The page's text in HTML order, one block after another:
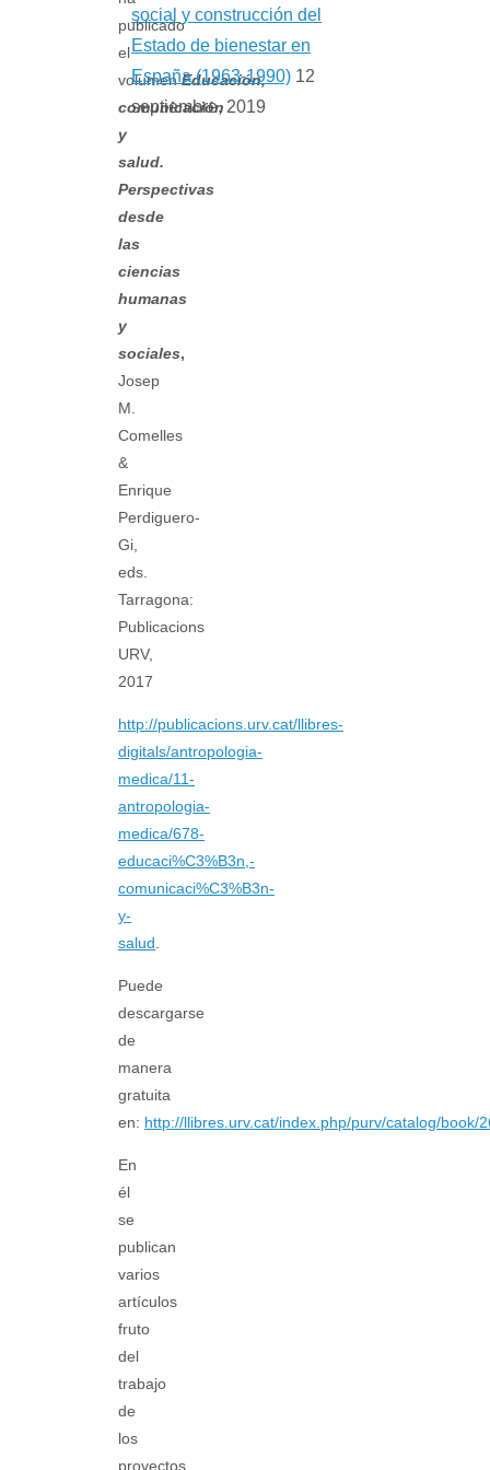
publicado
el
volumenEducación,
comunicación
y
salud.
Perspectivas
desde
las
ciencias
humanas
y
sociales,
Josep
M.
Comelles
&
Enrique
Perdiguero-
Gi,
eds.
Tarragona:
Publicacions
URV,
2017
http://publicacions.urv.cat/llibres-
digitals/antropologia-
medica/11-
antropologia-
medica/678-
educaci%C3%B3n,-
comunicaci%C3%B3n-
y-
salud
Puede
descargarse
de
manera
gratuita
en: http://llibres.urv.cat/index.php/purv/catalog/book/
En
él
se
publican
varios
artículos
fruto
del
trabajo
de
los
proyectos
social y construcción del
Estado de bienestar en
España (1963-1990) 12
septiembre, 2019